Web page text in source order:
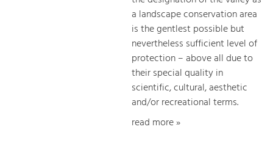
a landscape conservation area
is the gentlest possible but
nevertheless sufficient level of
protection – above all due to
their special quality in
scientific, cultural, aesthetic
and/or recreational terms.
read more »